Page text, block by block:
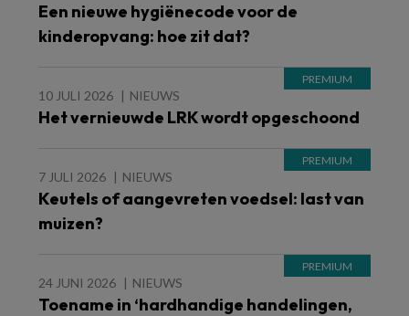
Een nieuwe hygiënecode voor de
kinderopvang: hoe zit dat?
10 JULI 2026 NIEUWS
Het vernieuwde LRK wordt opgeschoond
7 JULI 2026 NIEUWS
Keutels of aangevreten voedsel: last van
muizen?
24 JUNI 2026 NIEUWS
Toename in ‘hardhandige handelingen,